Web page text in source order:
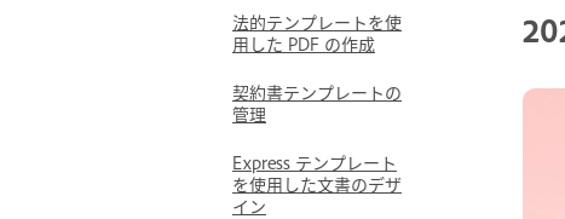
法的テンプレートを使
用した PDF の作成
契約書テンプレートの
管理
Express テンプレート
を使用した文書のデザ
イン